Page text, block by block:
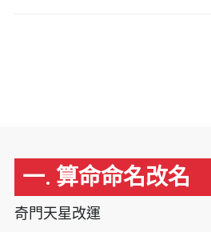
一. 算命命名改名
奇門天星改運